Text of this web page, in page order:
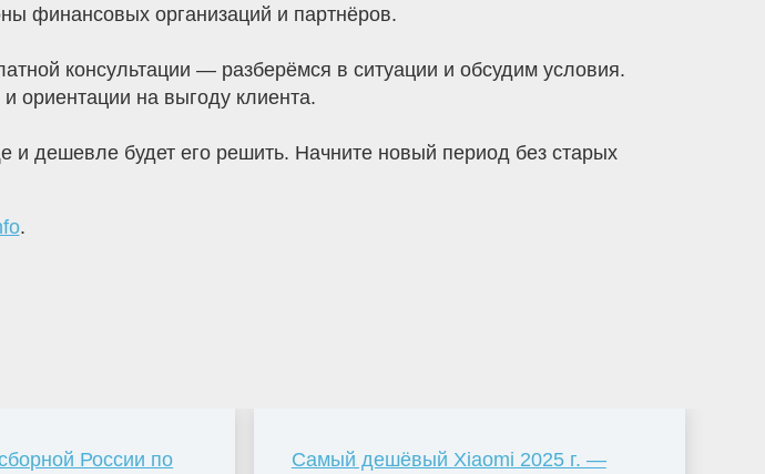
финансовых организаций и партнёров.
консультации — разберёмся в ситуации и обсудим условия.
ориентации на выгоду клиента.
и дешевле будет его решить. Начните новый период без старых
.
России по
Самый дешёвый Xiaomi 2025 г. —